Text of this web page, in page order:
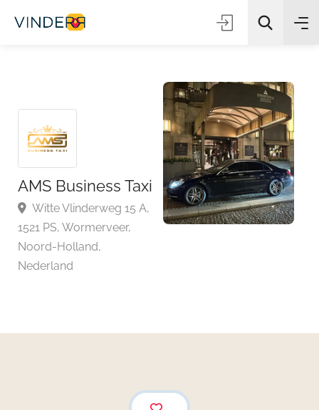
Zoeken
AMS Business Taxi
Witte Vlinderweg 15 A,
1521 PS, Wormerveer,
Noord-Holland,